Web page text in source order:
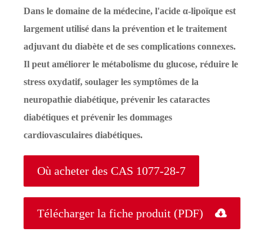
Dans le domaine de la médecine, l'acide α-lipoïque est
largement utilisé dans la prévention et le traitement
adjuvant du diabète et de ses complications connexes.
Il peut améliorer le métabolisme du glucose, réduire le
stress oxydatif, soulager les symptômes de la
neuropathie diabétique, prévenir les cataractes
diabétiques et prévenir les dommages
cardiovasculaires diabétiques.
Où acheter des CAS 1077-28-7
Télécharger la fiche produit (PDF) 